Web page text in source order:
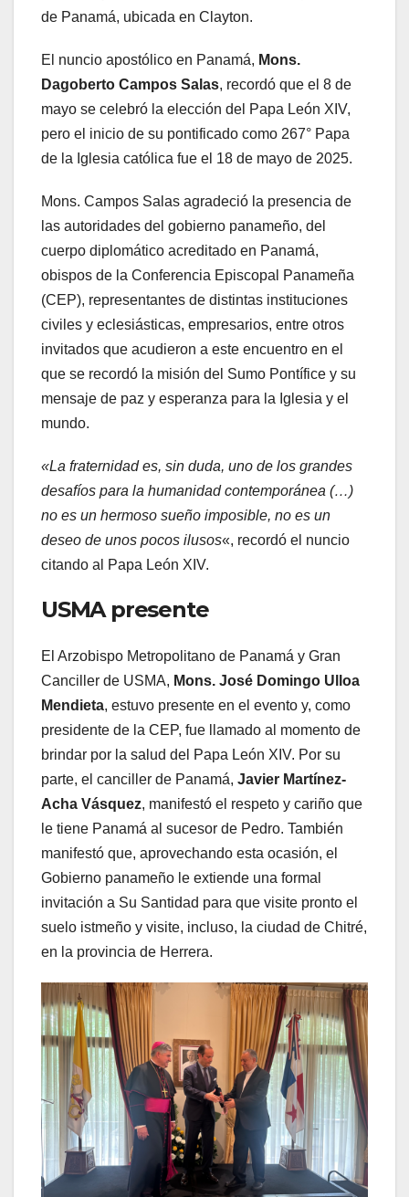
de Panamá, ubicada en Clayton.
El nuncio apostólico en Panamá, Mons.
Dagoberto Campos Salas, recordó que el 8 de
mayo se celebró la elección del Papa León XIV,
pero el inicio de su pontificado como 267° Papa
de la Iglesia católica fue el 18 de mayo de 2025.
Mons. Campos Salas agradeció la presencia de
las autoridades del gobierno panameño, del
cuerpo diplomático acreditado en Panamá,
obispos de la Conferencia Episcopal Panameña
(CEP), representantes de distintas instituciones
civiles y eclesiásticas, empresarios, entre otros
invitados que acudieron a este encuentro en el
que se recordó la misión del Sumo Pontífice y su
mensaje de paz y esperanza para la Iglesia y el
mundo.
«La fraternidad es, sin duda, uno de los grandes
desafíos para la humanidad contemporánea (…)
no es un hermoso sueño imposible, no es un
deseo de unos pocos ilusos«, recordó el nuncio
citando al Papa León XIV.
USMA presente
El Arzobispo Metropolitano de Panamá y Gran
Canciller de USMA, Mons. José Domingo Ulloa
Mendieta, estuvo presente en el evento y, como
presidente de la CEP, fue llamado al momento de
brindar por la salud del Papa León XIV. Por su
parte, el canciller de Panamá, Javier Martínez-
Acha Vásquez, manifestó el respeto y cariño que
le tiene Panamá al sucesor de Pedro. También
manifestó que, aprovechando esta ocasión, el
Gobierno panameño le extiende una formal
invitación a Su Santidad para que visite pronto el
suelo istmeño y visite, incluso, la ciudad de Chitré,
en la provincia de Herrera.